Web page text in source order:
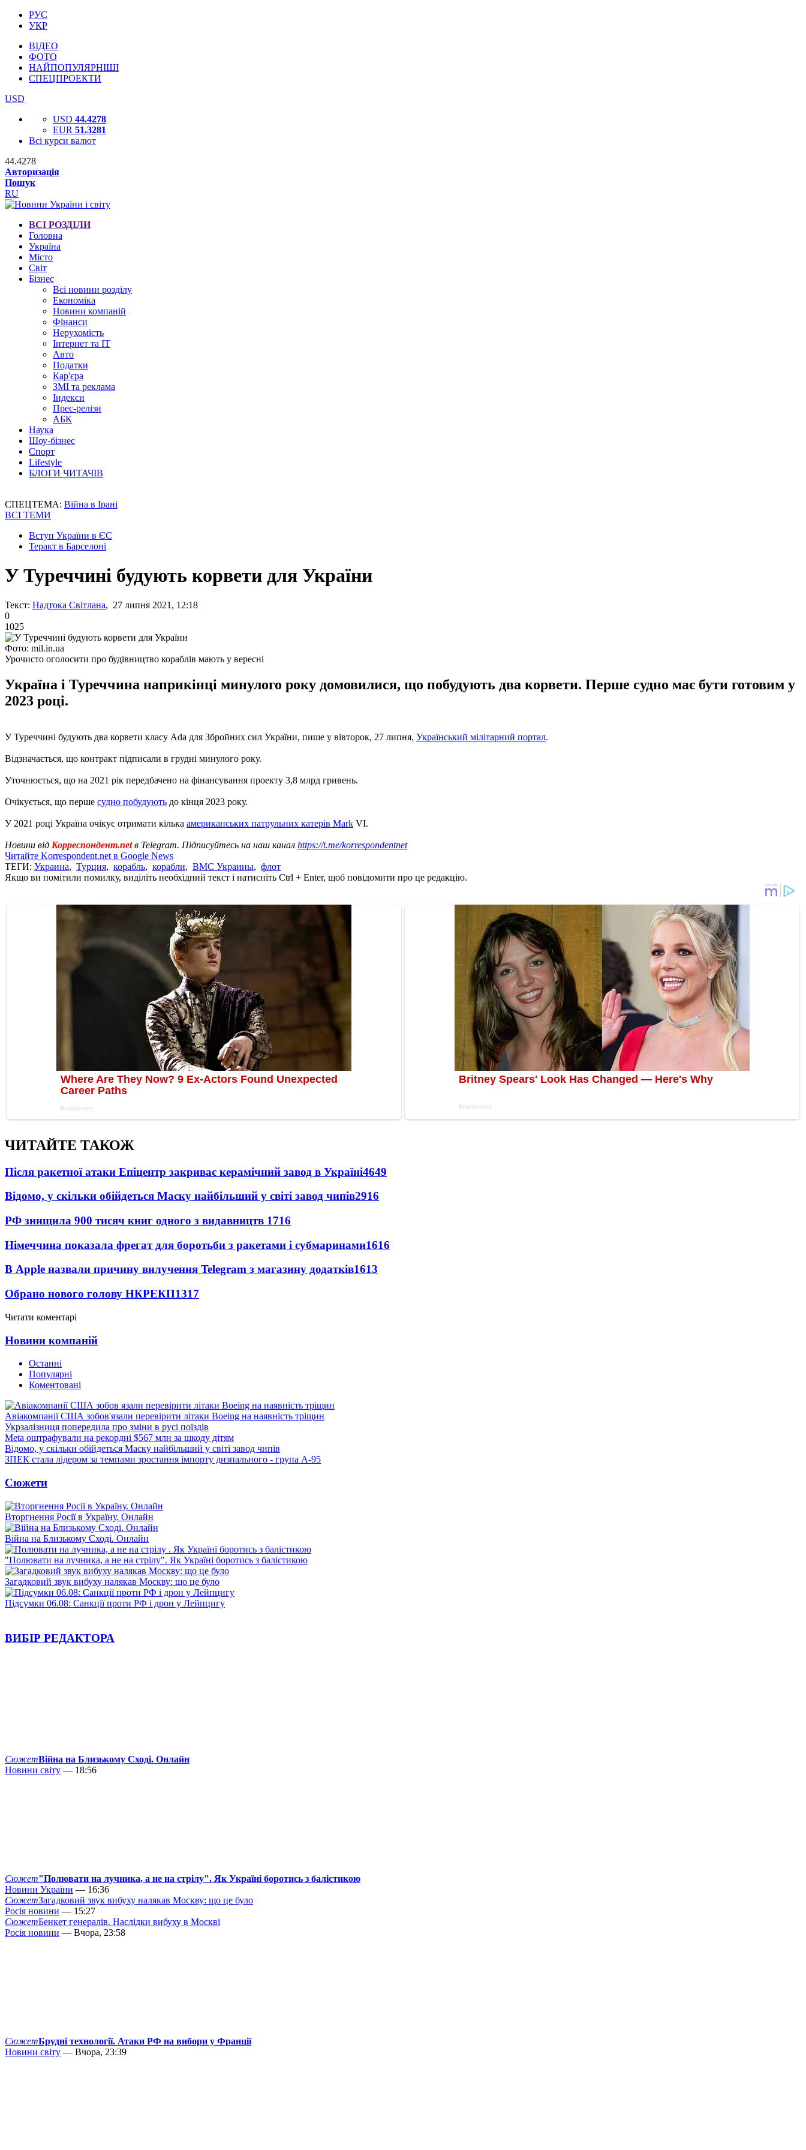
РУС
УКР
ВІДЕО
ФОТО
НАЙПОПУЛЯРНІШІ
СПЕЦПРОЕКТИ
USD
USD 44.4278
EUR 51.3281
Всі курси валют
44.4278
Авторизація
Пошук
RU
ВСІ РОЗДІЛИ
Головна
Україна
Місто
Світ
Бізнес
Всі новини розділу
Економіка
Новини компаній
Фінанси
Нерухомість
Інтернет та IT
Авто
Податки
Кар'єра
ЗМІ та реклама
Індекси
Прес-релізи
АБК
Наука
Шоу-бізнес
Спорт
Lifestyle
БЛОГИ ЧИТАЧІВ
СПЕЦТЕМА: Війна в Ірані
ВСІ ТЕМИ
Вступ України в ЄС
Теракт в Барселоні
У Туреччині будують корвети для України
Текст: Надтока Світлана, 27 липня 2021, 12:18
0
1025
Фото: mil.in.ua
Урочисто оголосити про будівництво кораблів мають у вересні
Україна і Туреччина наприкінці минулого року домовилися, що побудують два корвети. Перше судно має бути готовим у
2023 році.
У Туреччині будують два корвети класу Ada для Збройних сил України, пише у вівторок, 27 липня, Український мілітарний портал.
Відзначається, що контракт підписали в грудні минулого року.
Уточнюється, що на 2021 рік передбачено на фінансування проекту 3,8 млрд гривень.
Очікується, що перше судно побудують до кінця 2023 року.
У 2021 році Україна очікує отримати кілька американських патрульних катерів Mark VI.
Новини від Корреспондент.netв Telegram. Підписуйтесь на наш канал https://t.me/korrespondentnet
Читайте Korrespondent.net в Google News
ТЕГИ: Украина, Турция, корабль, корабли, ВМС Украины, флот
Якщо ви помітили помилку, виділіть необхідний текст і натисніть Ctrl + Enter, щоб повідомити про це редакцію.
ЧИТАЙТЕ ТАКОЖ
Після ракетної атаки Епіцентр закриває керамічний завод в Україні4649
Відомо, у скільки обійдеться Маску найбільший у світі завод чипів2916
РФ знищила 900 тисяч книг одного з видавництв 1716
Німеччина показала фрегат для боротьби з ракетами і субмаринами1616
В Apple назвали причину вилучення Telegram з магазину додатків1613
Обрано нового голову НКРЕКП1317
Читати коментарі
Новини компаній
Останні
Популярні
Коментовані
Авіакомпанії США зобов'язали перевірити літаки Boeing на наявність тріщин
Укрзалізниця попередила про зміни в русі поїздів
Meta оштрафували на рекордні $567 млн за шкоду дітям
Відомо, у скільки обійдеться Маску найбільший у світі завод чипів
ЗПЕК стала лідером за темпами зростання імпорту дизпального - група А-95
Сюжети
Вторгнення Росії в Україну. Онлайн
Війна на Близькому Сході. Онлайн
"Полювати на лучника, а не на стрілу". Як Україні боротись з балістикою
Загадковий звук вибуху налякав Москву: що це було
Підсумки 06.08: Санкції проти РФ і дрон у Лейпцигу
ВИБІР РЕДАКТОРА
СюжетВійна на Близькому Сході. Онлайн
Новини світу — 18:56
Сюжет"Полювати на лучника, а не на стрілу". Як Україні боротись з балістикою
Новини України — 16:36
СюжетЗагадковий звук вибуху налякав Москву: що це було
Росія новини — 15:27
СюжетБенкет генералів. Наслідки вибуху в Москві
Росія новини — Вчора, 23:58
СюжетБрудні технології. Атаки РФ на вибори у Франції
Новини світу — Вчора, 23:39